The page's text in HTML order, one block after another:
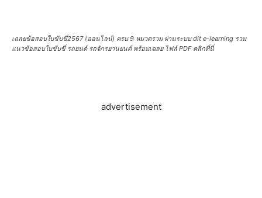
เฉลยข้อสอบใบขับขี่2567 (ออนไลน์) ครบ 9 หมวดรวม ผ่านระบบ dlt e-learning รวม
แนวข้อสอบใบขับขี่ รถยนต์ รถจักรยานยนต์ พร้อมเฉลย ไฟล์ PDF คลิกที่นี่
advertisement